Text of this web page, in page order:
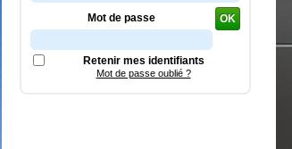
Mot de passe OK
Retenir mes identifiants
Mot de passe oublié ?